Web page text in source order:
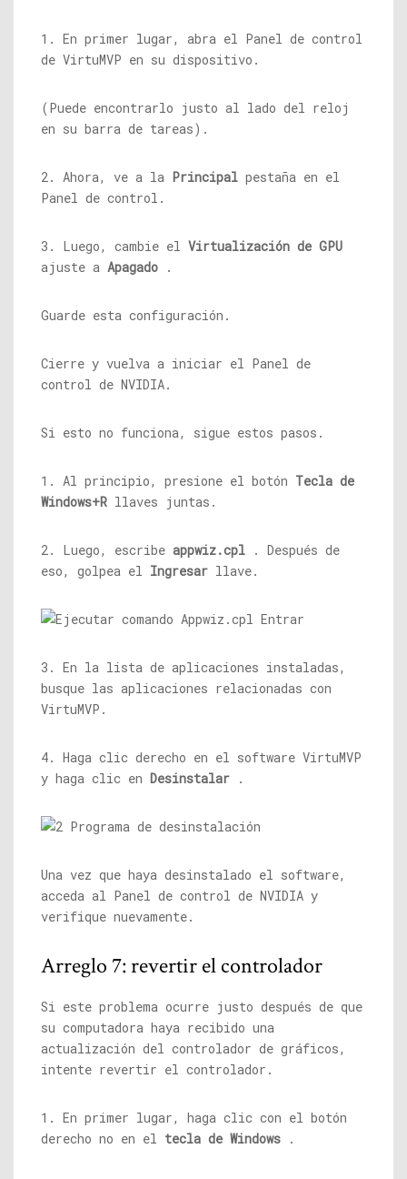
1. En primer lugar, abra el Panel de control
de VirtuMVP en su dispositivo.
(Puede encontrarlo justo al lado del reloj
en su barra de tareas).
2. Ahora, ve a la Principal pestaña en el
Panel de control.
3. Luego, cambie el Virtualización de GPU
ajuste a Apagado .
Guarde esta configuración.
Cierre y vuelva a iniciar el Panel de
control de NVIDIA.
Si esto no funciona, sigue estos pasos.
1. Al principio, presione el botón Tecla de
Windows+R llaves juntas.
2. Luego, escribe appwiz.cpl . Después de
eso, golpea el Ingresar llave.
3. En la lista de aplicaciones instaladas,
busque las aplicaciones relacionadas con
VirtuMVP.
4. Haga clic derecho en el software VirtuMVP
y haga clic en Desinstalar .
Una vez que haya desinstalado el software,
acceda al Panel de control de NVIDIA y
verifique nuevamente.
Arreglo 7: revertir el controlador
Si este problema ocurre justo después de que
su computadora haya recibido una
actualización del controlador de gráficos,
intente revertir el controlador.
1. En primer lugar, haga clic con el botón
derecho no en el tecla de Windows .